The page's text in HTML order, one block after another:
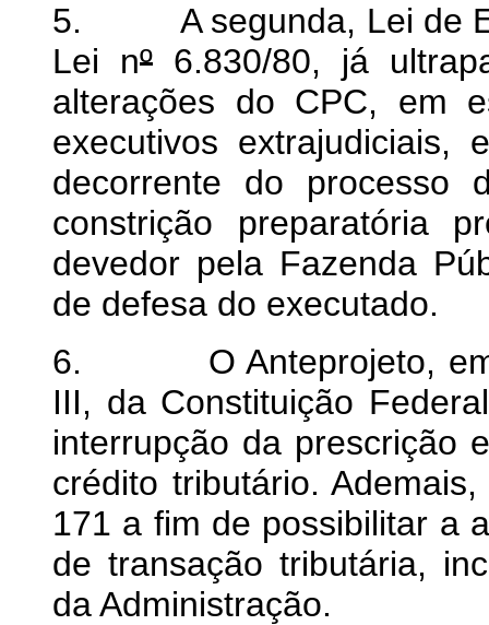
5. A segunda, Lei de
Lei nº 6.830/80, já
alterações do CPC, em
executivos
decorrente do processo
constrição preparatória
devedor pela Fazenda
de defesa do executado.
6. O Anteprojeto, em
III, da Constituição
interrupção da prescrição
crédito tributário.
171 a fim de possibilitar a
de transação tributária,
da Administração.